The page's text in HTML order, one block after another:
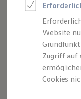
Kfz-
Website
Zugriff auf
Cookies